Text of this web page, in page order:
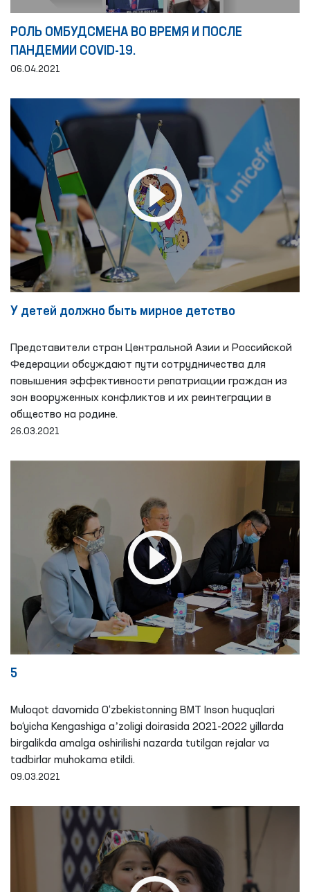
РОЛЬ ОМБУДСМЕНА ВО ВРЕМЯ И ПОСЛЕ
ПАНДЕМИИ COVID-19.
06.04.2021
У детей должно быть мирное детство
Представители стран Центральной Азии и Российской
Федерации обсуждают пути сотрудничества для
повышения эффективности репатриации граждан из
зон вооруженных конфликтов и их реинтеграции в
общество на родине.
26.03.2021
5
Muloqot davomida O‘zbekistonning BMT Inson huquqlari
bo‘yicha Kengashiga aʼzoligi doirasida 2021-2022 yillarda
birgalikda amalga oshirilishi nazarda tutilgan rejalar va
tadbirlar muhokama etildi.
09.03.2021